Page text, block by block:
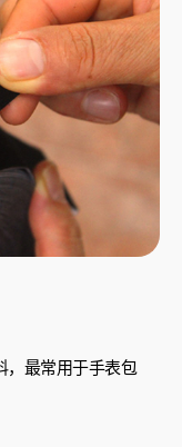
，最常用于手表包